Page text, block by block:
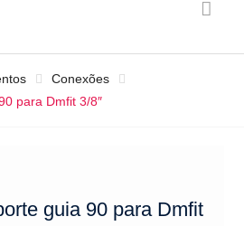
Conexões
para Dmfit 3/8″
guia 90 para Dmfit